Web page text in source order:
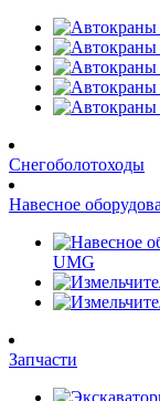
Снегоболотоходы
Навесное
UMG
Запчасти